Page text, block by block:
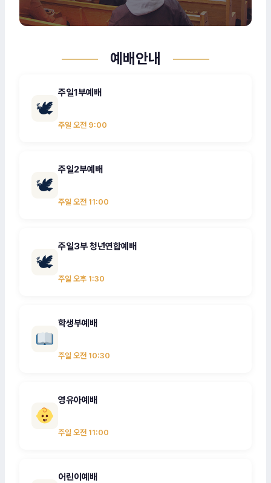
예배안내
🕊
주일1부예배
주일 오전 9:00
🕊
주일2부예배
주일 오전 11:00
🕊
주일3부 청년연합예배
주일 오후 1:30
학생부예배
주일 오전 10:30
영유아예배
주일 오전 11:00
어린이예배